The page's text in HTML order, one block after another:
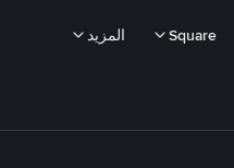
Square المزيد